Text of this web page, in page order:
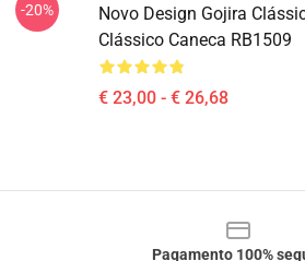
-20%
Novo Design Gojira
Clássico Caneca RB1509
€ 23,00 - € 26,68
Pagamento 100%